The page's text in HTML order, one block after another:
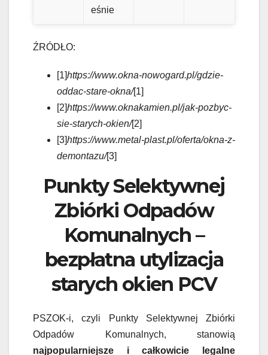
eśnie
ŹRÓDŁO:
[1]https://www.okna-nowogard.pl/gdzie-
oddac-stare-okna/[1]
[2]https://www.oknakamien.pl/jak-pozbyc-
sie-starych-okien/[2]
[3]https://www.metal-plast.pl/oferta/okna-z-
demontazu/[3]
Punkty Selektywnej
Zbiórki Odpadów
Komunalnych –
bezpłatna utylizacja
starych okien PCV
PSZOK-i, czyli Punkty Selektywnej Zbiórki
Odpadów Komunalnych, stanowią
najpopularniejsze i całkowicie legalne